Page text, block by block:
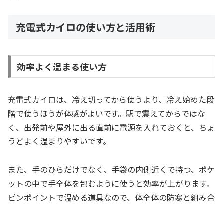
充電式カイロの使い方と活用術
効率よく温まる使い方
充電式カイロは、冷え切ってから使うより、冷え始めた段
階で使うほうが体感がよいです。駅で震えてからではな
く、出発前や屋外に出る直前に電源を入れておくと、ちょ
うどよく温まりやすいです。
また、手のひらだけでなく、手袋の内側近くで持つ、ポケ
ットの中で手全体を包むように使うと効率が上がります。
ピンポイントで温める道具なので、体全体の防寒と組み合